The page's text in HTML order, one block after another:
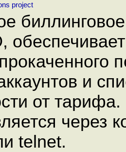
project
и
от
через
telnet.